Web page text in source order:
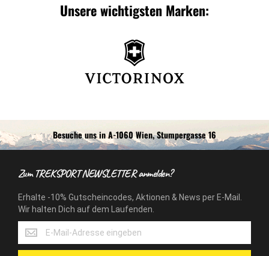
Unsere wichtigsten Marken:
Besuche uns in A-1060 Wien, Stumpergasse 16
Zum TREKSPORT NEWSLETTER anmelden?
Erhalte -10% Gutscheincodes, Aktionen & News per E-Mail.
Wir halten Dich auf dem Laufenden.
Erhalte
-10%
Gutscheincodes,